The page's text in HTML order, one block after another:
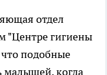
отдел
"Центре гигиены
подобные
малышей, когда